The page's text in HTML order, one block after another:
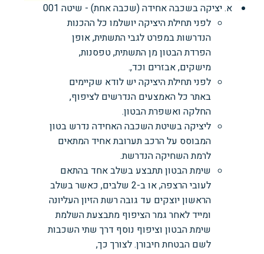
א. יציקה בשכבה אחידה (שכבה אחת) - שיטה 001
לפני תחילת היציקה יושלמו כל ההכנות
הנדרשות במפרט לגבי התשתית, אופן
הפרדת הבטון מן התשתית, טפסנות,
מישקים, אבזרים וכד,.
לפני תחילת היציקה יש לודא שקיימים
באתר כל האמצעים הנדרשים לציפוף,
החלקה ואשפרת הבטון.
ליציקה בשיטת השכבה האחידה נדרש בטון
המבוסס על הרכב תערובת אחיד המתאים
לרמת השחיקה הנדרשת.
שימת הבטון תתבצע בשלב אחד בהתאם
לעובי הרצפה, או ב-2 שלבים, כאשר בשלב
הראשון יוצקים עד גובה רשת הזיון העליונה
ומייד לאחר גמר הציפוף מתבצעת השלמת
שימת הבטון וציפוף נוסף דרך שתי השכבות
לשם הבטחת חיבורן. לצורך כך,